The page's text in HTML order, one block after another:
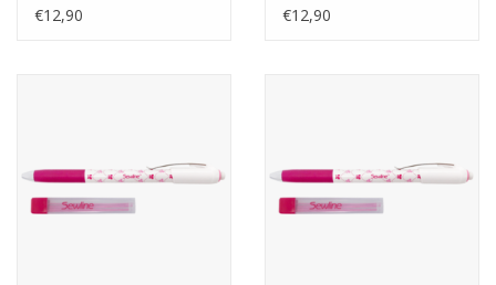
€12,90
€12,90